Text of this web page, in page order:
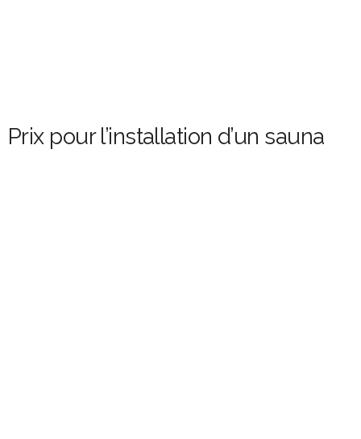
Prix pour l’installation d’un sauna